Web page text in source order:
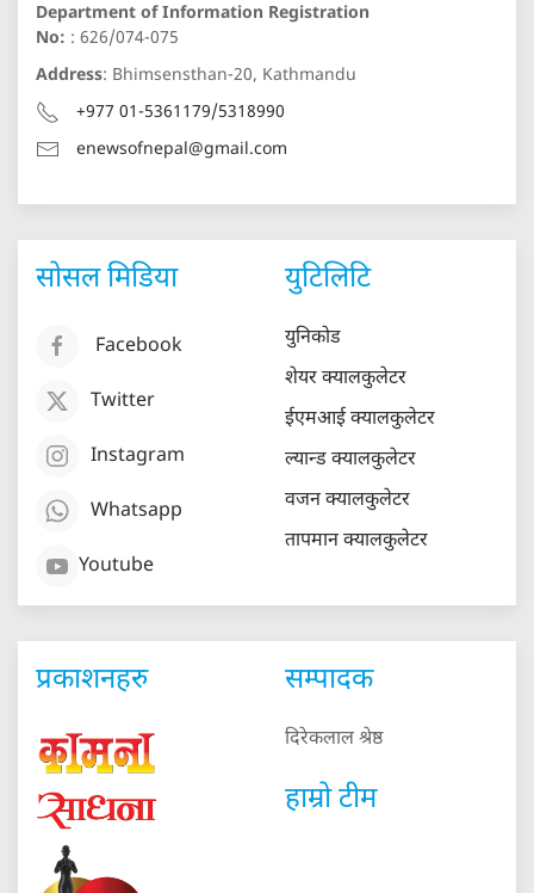
Department of Information Registration
No: : 626/074-075
Address: Bhimsensthan-20, Kathmandu
+977 01-5361179/5318990
enewsofnepal@gmail.com
सोसल मिडिया
Facebook
Twitter
Instagram
Whatsapp
Youtube
युटिलिटि
युनिकोड
शेयर क्यालकुलेटर
ईएमआई क्यालकुलेटर
ल्यान्ड क्यालकुलेटर
वजन क्यालकुलेटर
तापमान क्यालकुलेटर
प्रकाशनहरु सम्पादक
दिरेकलाल श्रेष्ठ
हाम्रो टीम